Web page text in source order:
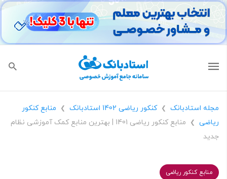
مجله استادبانک ❯ کنکور ریاضی 1402 استادبانک ❯
منابع کنکور
ریاضی
❯
منابع کنکور ریاضی 1401 | بهترین منابع کمک آموزشی نظام
جدید
منابع کنکور ریاضی